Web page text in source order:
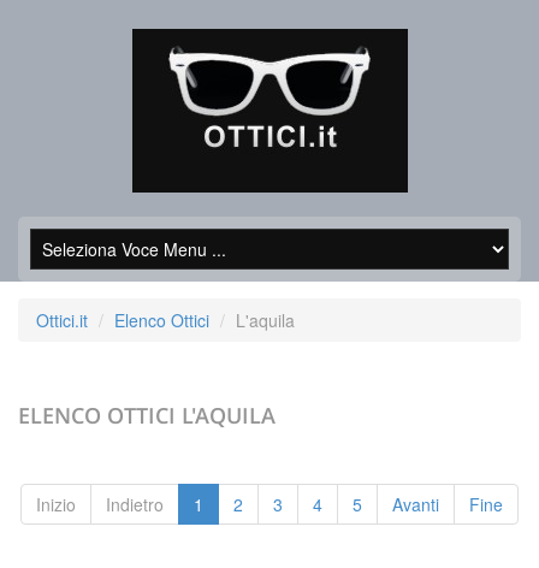
Ottici.it Elenco Ottici L'aquila
ELENCO OTTICI L'AQUILA
Inizio Indietro 1 2 3 4 5 Avanti Fine